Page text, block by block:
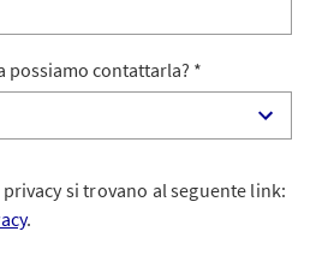
possiamo contattarla?
si trovano al seguente link:
.